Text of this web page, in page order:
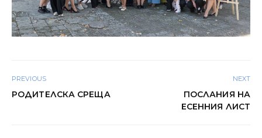
PREVIOUS
РОДИТЕЛСКА СРЕЩА
NEXT
ПОСЛАНИЯ НА
ЕСЕННИЯ ЛИСТ